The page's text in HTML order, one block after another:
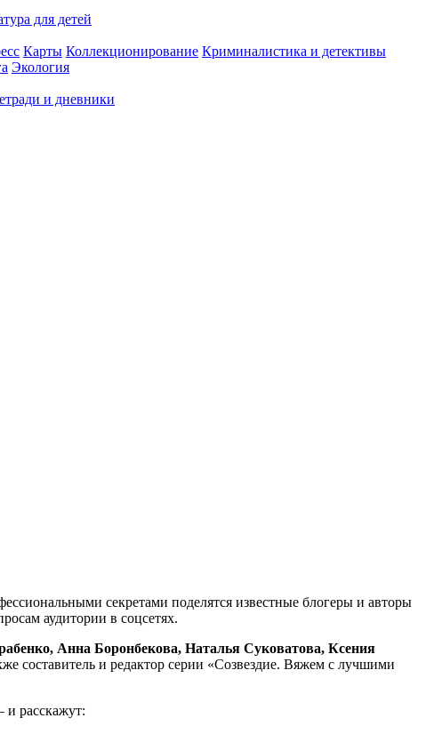
для детей
Карты Коллекционирование Криминалистика и детективы
Экология
и дневники
секретами поделятся известные блогеры и авторы
аудитории в соцсетях.
Анна Боронбекова, Наталья Суковатова, Ксения
составитель и редактор серии «Созвездие. Вяжем с лучшими
расскажут: